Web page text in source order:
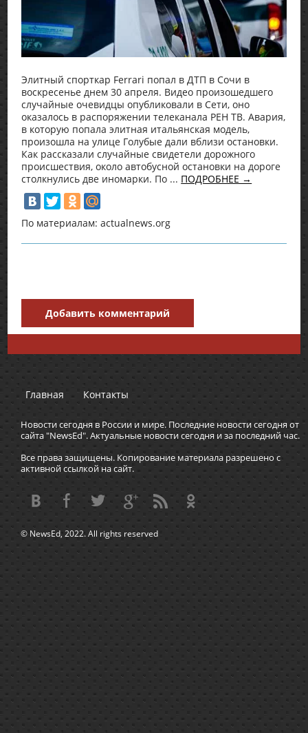
Элитный спорткар Ferrari попал в ДТП в Сочи в
воскресенье днем 30 апреля. Видео произошедшего
случайные очевидцы опубликовали в Сети, оно
оказалось в распоряжении телеканала РЕН ТВ. Авария,
в которую попала элитная итальянская модель,
произошла на улице Голубые дали вблизи остановки.
Как рассказали случайные свидетели дорожного
происшествия, около автобусной остановки на дороге
столкнулись две иномарки. По ... ПОДРОБНЕЕ →
По материалам: actualnews.org
Добавить комментарий
Главная Контакты
Новости сегодня в России и мире. Последние новости сегодня от
сайта "NewsEd". Актуальные новости сегодня и за последний час.
Все права защищены. Копирование материала разрешено с
активной ссылкой на сайт.
© NewsEd, 2022. All rights reserved